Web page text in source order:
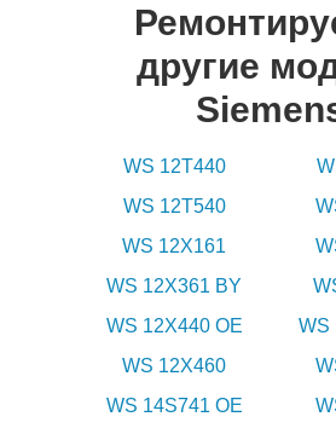
другие
WS 12T440
WS 12T540
WS 12X161
WS 12X361 BY
WS 12X440 OE
WS
WS 12X460
WS 14S741 OE